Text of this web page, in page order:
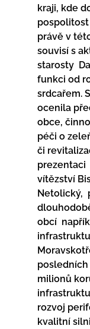
kraji, kde
pospolitost
právě v
souvisí s
starosty
funkci od
srdcařem.
ocenila
obce,
péči o
či
prezentaci
vítězství
Netolický,
obcí
milionů
rozvoj
kvalitní